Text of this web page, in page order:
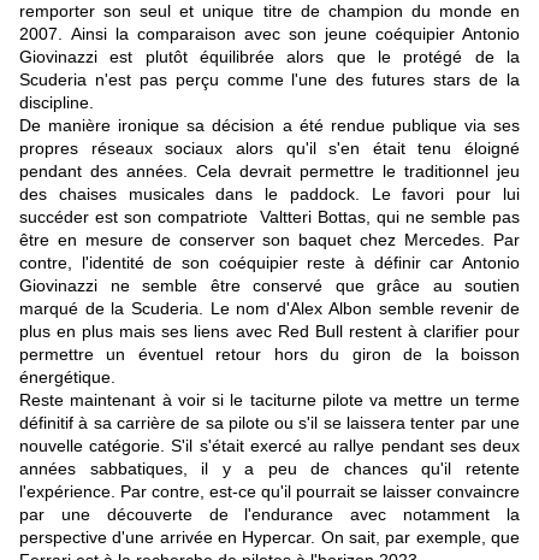
remporter son seul et unique titre de champion du monde en
2007. Ainsi la comparaison avec son jeune coéquipier Antonio
Giovinazzi est plutôt équilibrée alors que le protégé de la
Scuderia n'est pas perçu comme l'une des futures stars de la
discipline.
De manière ironique sa décision a été rendue publique via ses
propres réseaux sociaux alors qu'il s'en était tenu éloigné
pendant des années. Cela devrait permettre le traditionnel jeu
des chaises musicales dans le paddock. Le favori pour lui
succéder est son compatriote Valtteri Bottas, qui ne semble pas
être en mesure de conserver son baquet chez Mercedes. Par
contre, l'identité de son coéquipier reste à définir car Antonio
Giovinazzi ne semble être conservé que grâce au soutien
marqué de la Scuderia. Le nom d'Alex Albon semble revenir de
plus en plus mais ses liens avec Red Bull restent à clarifier pour
permettre un éventuel retour hors du giron de la boisson
énergétique.
Reste maintenant à voir si le taciturne pilote va mettre un terme
définitif à sa carrière de sa pilote ou s'il se laissera tenter par une
nouvelle catégorie. S'il s'était exercé au rallye pendant ses deux
années sabbatiques, il y a peu de chances qu'il retente
l'expérience. Par contre, est-ce qu'il pourrait se laisser convaincre
par une découverte de l'endurance avec notamment la
perspective d'une arrivée en Hypercar. On sait, par exemple, que